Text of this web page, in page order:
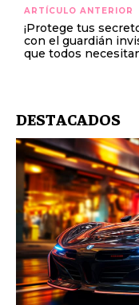
ARTÍCULO ANTERIOR
¡Protege tus
con el guardián
que todos
DESTACADOS